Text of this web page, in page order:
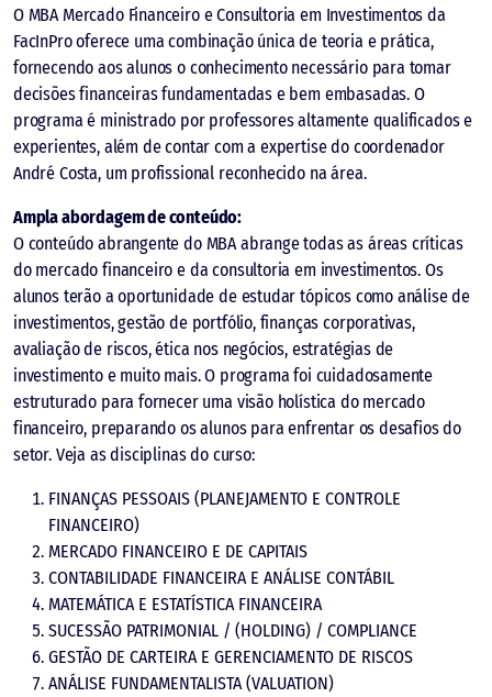
O MBA Mercado Financeiro e Consultoria em Investimentos da
FacInPro oferece uma combinação única de teoria e prática,
fornecendo aos alunos o conhecimento necessário para tomar
decisões financeiras fundamentadas e bem embasadas. O
programa é ministrado por professores altamente qualificados e
experientes, além de contar com a expertise do coordenador
André Costa, um profissional reconhecido na área.
Ampla abordagem de conteúdo:
O conteúdo abrangente do MBA abrange todas as áreas críticas
do mercado financeiro e da consultoria em investimentos. Os
alunos terão a oportunidade de estudar tópicos como análise de
investimentos, gestão de portfólio, finanças corporativas,
avaliação de riscos, ética nos negócios, estratégias de
investimento e muito mais. O programa foi cuidadosamente
estruturado para fornecer uma visão holística do mercado
financeiro, preparando os alunos para enfrentar os desafios do
setor. Veja as disciplinas do curso:
FINANÇAS PESSOAIS (PLANEJAMENTO E CONTROLE
FINANCEIRO)
MERCADO FINANCEIRO E DE CAPITAIS
CONTABILIDADE FINANCEIRA E ANÁLISE CONTÁBIL
MATEMÁTICA E ESTATÍSTICA FINANCEIRA
SUCESSÃO PATRIMONIAL / (HOLDING) / COMPLIANCE
GESTÃO DE CARTEIRA E GERENCIAMENTO DE RISCOS
ANÁLISE FUNDAMENTALISTA (VALUATION)